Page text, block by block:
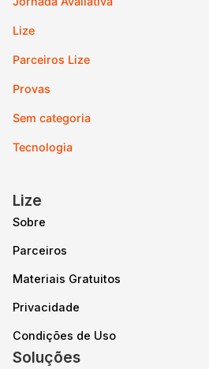
Lize
Parceiros Lize
Provas
Sem categoria
Tecnologia
Lize
Sobre
Parceiros
Materiais Gratuitos
Privacidade
Condições de Uso
Soluções